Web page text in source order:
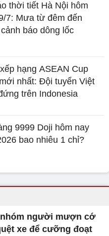
thời tiết Hà Nội hôm
7: Mưa từ đêm đến
báo dông lốc
hạng ASEAN Cup
nhất: Đội tuyển Việt
trên Indonesia
9999 Doji hôm nay
bao nhiêu 1 chỉ?
người mượn cớ
xe để cưỡng đoạt